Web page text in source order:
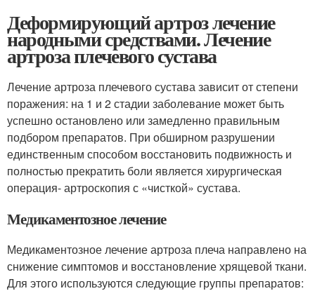
Деформирующий артроз лечение
народными средствами. Лечение
артроза плечевого сустава
Лечение артроза плечевого сустава зависит от степени
поражения: на 1 и 2 стадии заболевание может быть
успешно остановлено или замедленно правильным
подбором препаратов. При обширном разрушении
единственным способом восстановить подвижность и
полностью прекратить боли является хирургическая
операция- артроскопия с «чисткой» сустава.
Медикаментозное лечение
Медикаментозное лечение артроза плеча направлено на
снижение симптомов и восстановление хрящевой ткани.
Для этого используются следующие группы препаратов: